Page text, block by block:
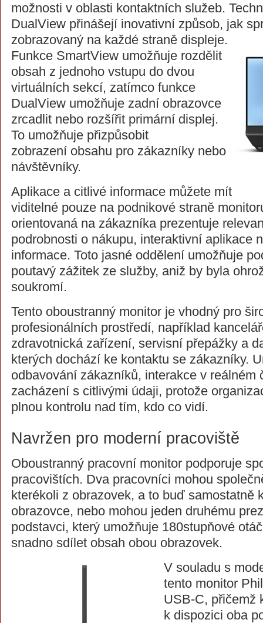
možnosti v oblasti kontaktních služeb.
DualView přinášejí inovativní způsob, jak
zobrazovaný na každé straně displeje.
Funkce SmartView umožňuje rozdělit
obsah z jednoho vstupu do dvou
virtuálních sekcí, zatímco funkce
DualView umožňuje zadní obrazovce
zrcadlit nebo rozšířit primární displej.
To umožňuje přizpůsobit
zobrazení obsahu pro zákazníky nebo
návštěvníky.
Aplikace a citlivé informace můžete mít
viditelné pouze na podnikové straně
orientovaná na zákazníka prezentuje
podrobnosti o nákupu, interaktivní aplikace
informace. Toto jasné oddělení umožňuje
poutavý zážitek ze služby, aniž by byla
soukromí.
Tento oboustranný monitor je vhodný pro
profesionálních prostředí, například
zdravotnická zařízení, servisní přepážky a
kterých dochází ke kontaktu se zákazníky.
odbavování zákazníků, interakce v reálném
zacházení s citlivými údaji, protože
plnou kontrolu nad tím, kdo co vidí.
Navržen pro moderní pracoviště
Oboustranný pracovní monitor podporuje
pracovištích. Dva pracovníci mohou
kterékoli z obrazovek, a to buď samostatně
obrazovce, nebo mohou jeden druhému
podstavci, který umožňuje 180stupňové
snadno sdílet obsah obou obrazovek.
V souladu s
tento monitor
USB-C, přičemž
k dispozici oba